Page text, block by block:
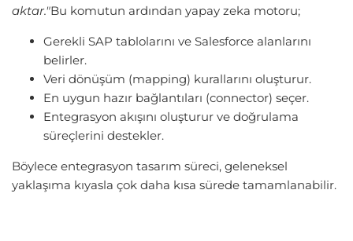
aktar."Bu komutun ardından yapay zeka motoru;
Gerekli SAP tablolarını ve Salesforce alanlarını
belirler.
Veri dönüşüm (mapping) kurallarını oluşturur.
En uygun hazır bağlantıları (connector) seçer.
Entegrasyon akışını oluşturur ve doğrulama
süreçlerini destekler.
Böylece entegrasyon tasarım süreci, geleneksel
yaklaşıma kıyasla çok daha kısa sürede tamamlanabilir.